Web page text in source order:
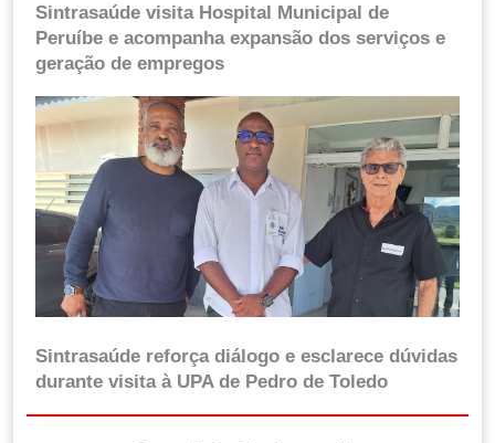
Sintrasaúde visita Hospital Municipal de
Peruíbe e acompanha expansão dos serviços e
geração de empregos
Sintrasaúde reforça diálogo e esclarece dúvidas
durante visita à UPA de Pedro de Toledo